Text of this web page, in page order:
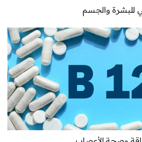
للبشرة والجسم